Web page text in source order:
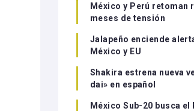
México y Perú retoman
meses de tensión
Jalapeño enciende
México y EU
Shakira estrena nueva
dai» en español
México Sub-20 busca